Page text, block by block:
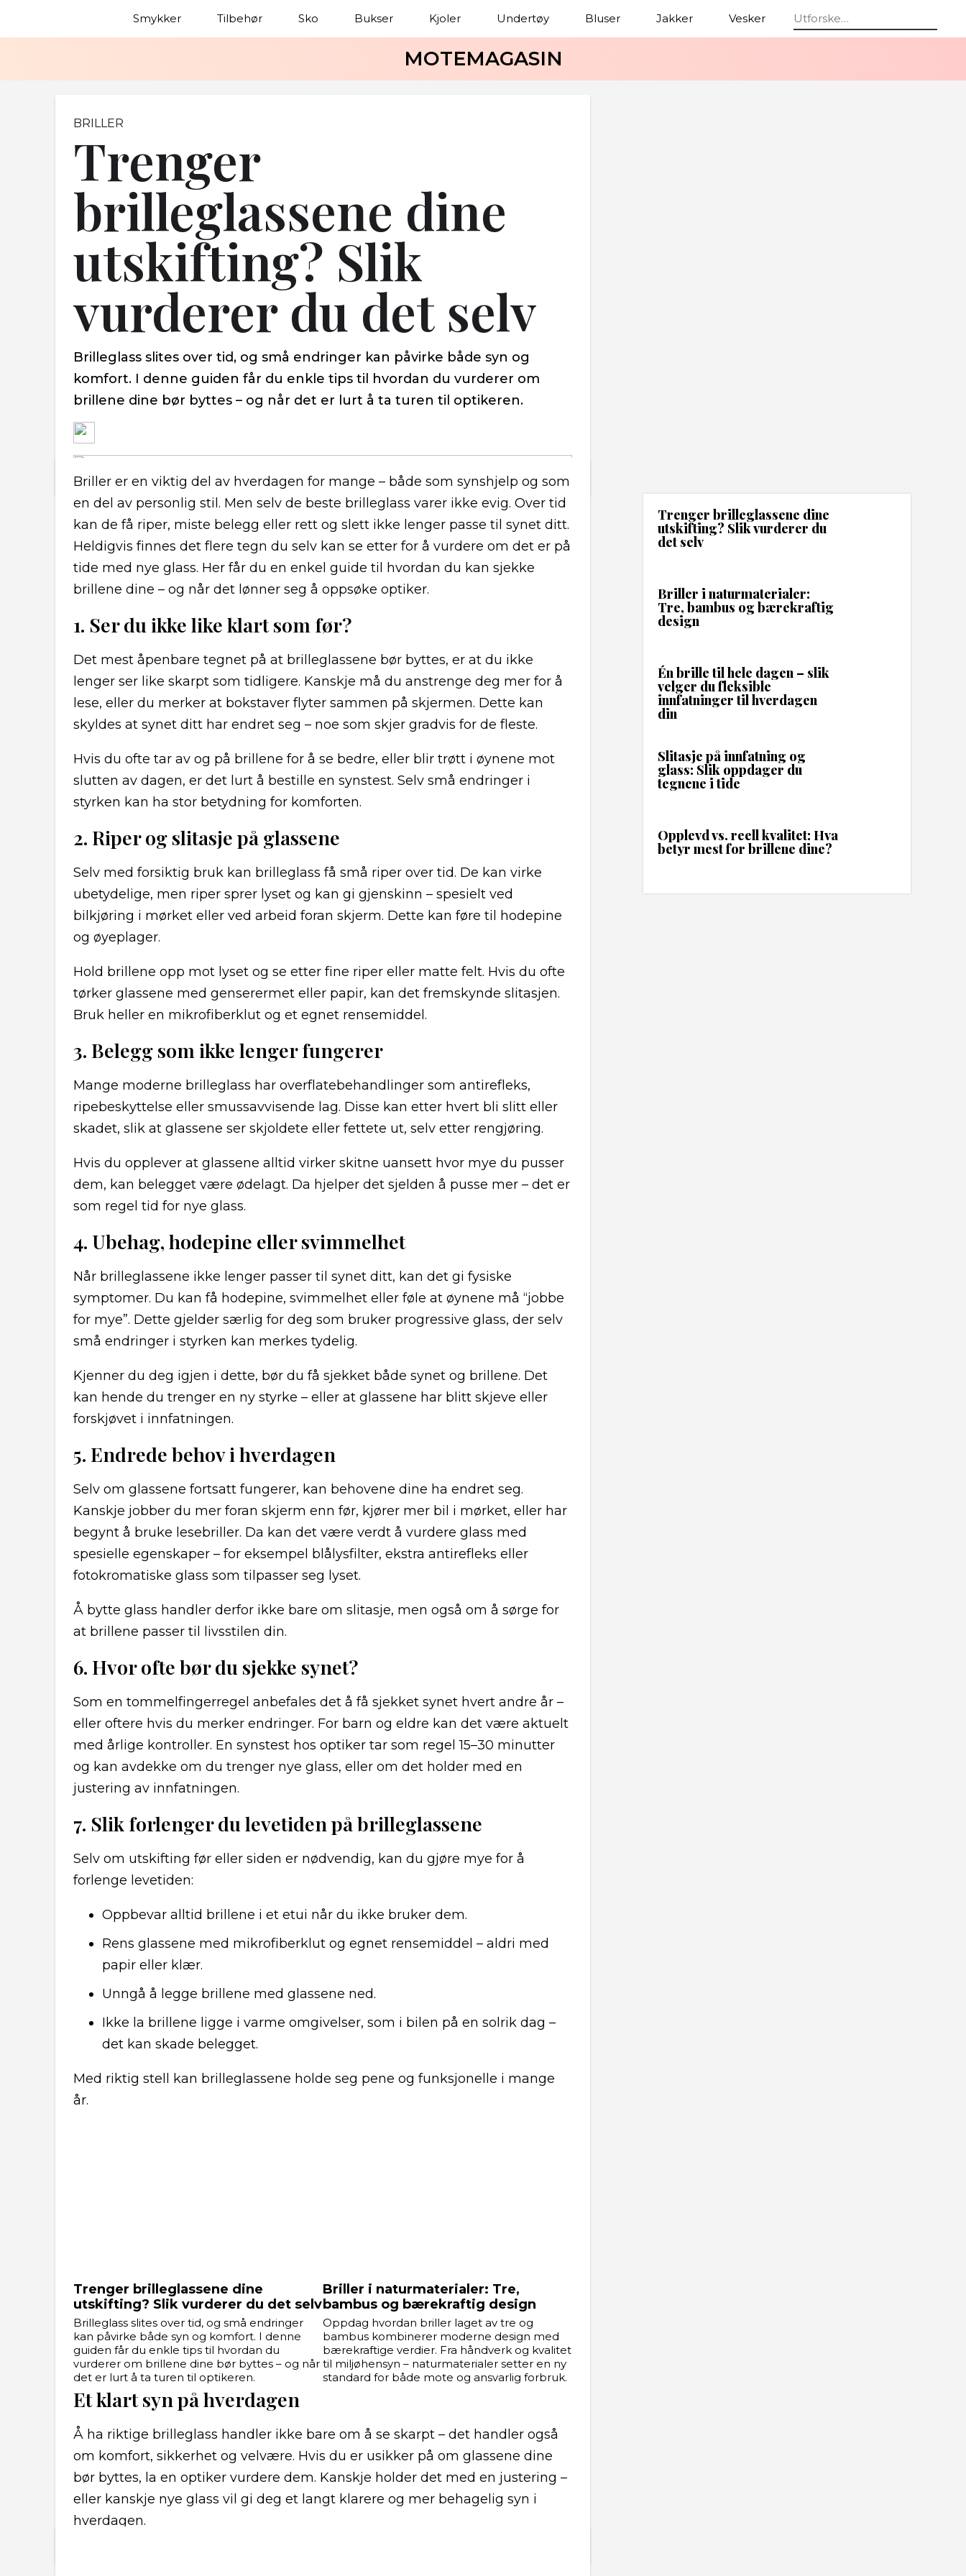
Smykker Tilbehør Sko Bukser Kjoler Undertøy Bluser Jakker Vesker Briller
MOTEMAGASIN
Trenger
brilleglassene dine
utskifting? Slik
vurderer du det selv
BRILLER
Brilleglass slites over tid, og små endringer kan påvirke både syn og
komfort. I denne guiden får du enkle tips til hvordan du vurderer om
brillene dine bør byttes – og når det er lurt å ta turen til optikeren.
Briller er en viktig del av hverdagen for mange – både som synshjelp og som
en del av personlig stil. Men selv de beste brilleglass varer ikke evig. Over tid
kan de få riper, miste belegg eller rett og slett ikke lenger passe til synet ditt.
Heldigvis finnes det flere tegn du selv kan se etter for å vurdere om det er på
tide med nye glass. Her får du en enkel guide til hvordan du kan sjekke
brillene dine – og når det lønner seg å oppsøke optiker.
1. Ser du ikke like klart som før?
Det mest åpenbare tegnet på at brilleglassene bør byttes, er at du ikke
lenger ser like skarpt som tidligere. Kanskje må du anstrenge deg mer for å
lese, eller du merker at bokstaver flyter sammen på skjermen. Dette kan
skyldes at synet ditt har endret seg – noe som skjer gradvis for de fleste.
Hvis du ofte tar av og på brillene for å se bedre, eller blir trøtt i øynene mot
slutten av dagen, er det lurt å bestille en synstest. Selv små endringer i
styrken kan ha stor betydning for komforten.
2. Riper og slitasje på glassene
Selv med forsiktig bruk kan brilleglass få små riper over tid. De kan virke
ubetydelige, men riper sprer lyset og kan gi gjenskinn – spesielt ved
bilkjøring i mørket eller ved arbeid foran skjerm. Dette kan føre til hodepine
og øyeplager.
Hold brillene opp mot lyset og se etter fine riper eller matte felt. Hvis du ofte
tørker glassene med genserermet eller papir, kan det fremskynde slitasjen.
Bruk heller en mikrofiberklut og et egnet rensemiddel.
3. Belegg som ikke lenger fungerer
Mange moderne brilleglass har overflatebehandlinger som antirefleks,
ripebeskyttelse eller smussavvisende lag. Disse kan etter hvert bli slitt eller
skadet, slik at glassene ser skjoldete eller fettete ut, selv etter rengjøring.
Hvis du opplever at glassene alltid virker skitne uansett hvor mye du pusser
dem, kan belegget være ødelagt. Da hjelper det sjelden å pusse mer – det er
som regel tid for nye glass.
4. Ubehag, hodepine eller svimmelhet
Når brilleglassene ikke lenger passer til synet ditt, kan det gi fysiske
symptomer. Du kan få hodepine, svimmelhet eller føle at øynene må “jobbe
for mye”. Dette gjelder særlig for deg som bruker progressive glass, der selv
små endringer i styrken kan merkes tydelig.
Kjenner du deg igjen i dette, bør du få sjekket både synet og brillene. Det
kan hende du trenger en ny styrke – eller at glassene har blitt skjeve eller
forskjøvet i innfatningen.
5. Endrede behov i hverdagen
Selv om glassene fortsatt fungerer, kan behovene dine ha endret seg.
Kanskje jobber du mer foran skjerm enn før, kjører mer bil i mørket, eller har
begynt å bruke lesebriller. Da kan det være verdt å vurdere glass med
spesielle egenskaper – for eksempel blålysfilter, ekstra antirefleks eller
fotokromatiske glass som tilpasser seg lyset.
Å bytte glass handler derfor ikke bare om slitasje, men også om å sørge for
at brillene passer til livsstilen din.
6. Hvor ofte bør du sjekke synet?
Som en tommelfingerregel anbefales det å få sjekket synet hvert andre år –
eller oftere hvis du merker endringer. For barn og eldre kan det være aktuelt
med årlige kontroller. En synstest hos optiker tar som regel 15–30 minutter
og kan avdekke om du trenger nye glass, eller om det holder med en
justering av innfatningen.
7. Slik forlenger du levetiden på brilleglassene
Selv om utskifting før eller siden er nødvendig, kan du gjøre mye for å
forlenge levetiden:
Oppbevar alltid brillene i et etui når du ikke bruker dem.
Rens glassene med mikrofiberklut og egnet rensemiddel – aldri med
papir eller klær.
Unngå å legge brillene med glassene ned.
Ikke la brillene ligge i varme omgivelser, som i bilen på en solrik dag –
det kan skade belegget.
Med riktig stell kan brilleglassene holde seg pene og funksjonelle i mange
år.
Trenger brilleglassene dine
utskifting? Slik vurderer du det selv
Brilleglass slites over tid, og små endringer
kan påvirke både syn og komfort. I denne
guiden får du enkle tips til hvordan du
vurderer om brillene dine bør byttes – og når
det er lurt å ta turen til optikeren.
Briller i naturmaterialer: Tre,
bambus og bærekraftig design
Oppdag hvordan briller laget av tre og
bambus kombinerer moderne design med
bærekraftige verdier. Fra håndverk og kvalitet
til miljøhensyn – naturmaterialer setter en ny
standard for både mote og ansvarlig forbruk.
Et klart syn på hverdagen
Å ha riktige brilleglass handler ikke bare om å se skarpt – det handler også
om komfort, sikkerhet og velvære. Hvis du er usikker på om glassene dine
bør byttes, la en optiker vurdere dem. Kanskje holder det med en justering –
eller kanskje nye glass vil gi deg et langt klarere og mer behagelig syn i
hverdagen.
Trenger brilleglassene dine
utskifting? Slik vurderer du
det selv
Briller i naturmaterialer:
Tre, bambus og bærekraftig
design
Én brille til hele dagen – slik
velger du fleksible
innfatninger til hverdagen
din
Slitasje på innfatning og
glass: Slik oppdager du
tegnene i tide
Opplevd vs. reell kvalitet: Hva
betyr mest for brillene dine?